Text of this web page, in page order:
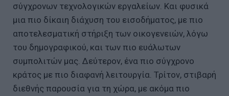
σύγχρονων τεχνολογικών εργαλείων. Και φυσικά
μια πιο δίκαιη διάχυση του εισοδήματος, με πιο
αποτελεσματική στήριξη των οικογενειών, λόγω
του δημογραφικού, και των πιο ευάλωτων
συμπολιτών μας. Δεύτερον, ένα πιο σύγχρονο
κράτος με πιο διαφανή λειτουργία. Τρίτον, στιβαρή
διεθνής παρουσία για τη χώρα, με ακόμα πιο